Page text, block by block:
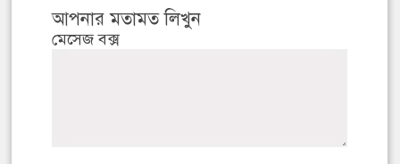
আপনার মতামত লিখুন
মেসেজ বক্স